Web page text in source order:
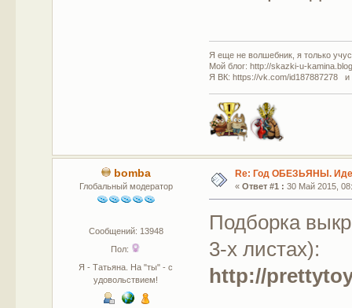
Я еще не волшебник, я только
Мой блог: http://skazki-u-
Я ВК: https://vk.com/id187887278 и
bomba
Глобальный модератор
Сообщений: 13948
Пол:
Я - Татьяна. На "ты" - с
удовольствием!
Re: Год ОБЕЗЬЯНЫ.
« Ответ #1 : 30 Май 2015,
Подборка
3-х листах):
http://